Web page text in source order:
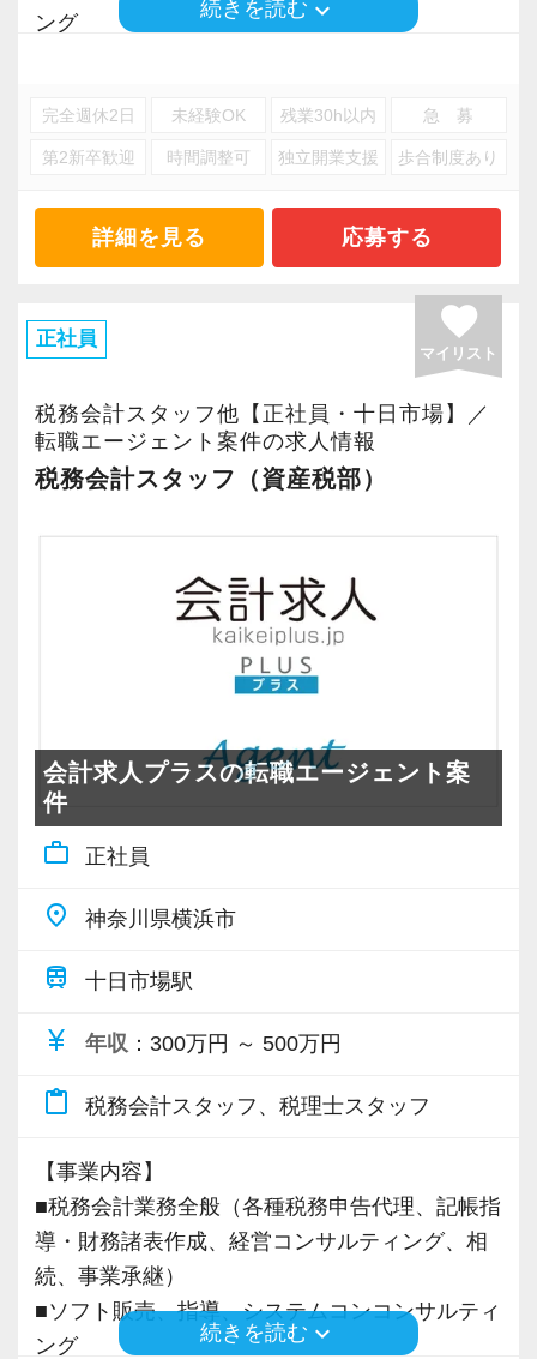
でも、同じように未経験から一人前になった先
わからないことや悩みにはきちんと手を止めて
話を聞いてくれる先輩がいつもそばにいるので
業界特有の“かたさ”がないのも当社の魅力です！
■未経験から税理士事務所へ転職を検討している
https://www.docswell.com/s/6513522481/ZN19XR-
matusmoto2024
【現役スタッフの声】
百貨店の美容部員から未経験で入社しました。
新しいことにチャレンジしてみたい、税金の知
び込みました。
当社を選んだのはHPが充実していたから。
会計業界の堅いイメージとは違いとても明る
く、未経験からでも『成長』と『チャレンジ』
できる環境があったので入社を決めました。
入社してから思ったのは“日々勉強”だということ
先日は税務調査に立ち会い、調査のポイントを
一通りの仕事を任せてもらえるようになりまし
たが、もっと勉強して、お客様に幅広いご提案
未経験でも、接客経験がある方やお客様とのコ
ミュニケーションが好きな方は、自信を持って
ください。
私もお客様から「電話対応が良い」とお褒めの
言葉をいただきました。
～事業の発展に寄与するために、公正で健全な
し、人生豊かで幸せになるための力となること
当事務所では、経営者やそこで働く社員の皆さ
まがより良い未来を実現できるよう、日々業務
に取り組んでいます。
を感じながら、安心して長く働ける事務所であ
りたいと考えています。
私たちと一緒に成長しながら働いてみません
か。
ご応募をお待ちしております！
ング
■各種コンサルティング
続きを読む keyboard_arrow_down
完全週休2日 未経験OK 残業30h以内 急 募
第2新卒歓迎 時間調整可 独立開業支援 歩合制度あり
詳細を見る 応募する
正社員 favorite
マイリスト
税務会計スタッフ他【正社員・十日市場】／
転職エージェント案件の求人情報
税務会計スタッフ（資産税部）
会計求人プラスの転職エージェント案
件
work_outline 正社員
place 神奈川県横浜市
train 十日市場駅
currency_yen 年収 ：300万円 ～ 500万円
content_paste 税務会計スタッフ、税理士スタッフ
【事業内容】
■税務会計業務全般（各種税務申告代理、記帳指
導・財務諸表作成、経営コンサルティング、相
続、事業承継）
■ソフト販売、指導、システムコンコンサルティ
ング
続きを読む keyboard_arrow_down